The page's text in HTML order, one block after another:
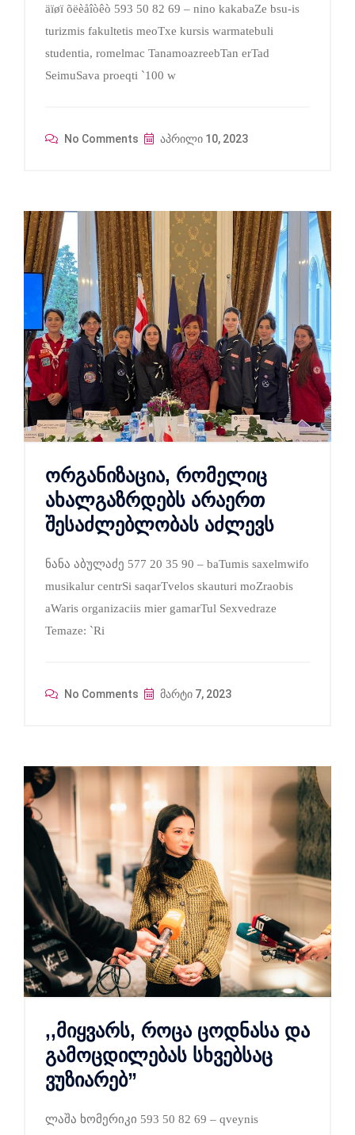
äïøï õëèåîòêò 593 50 82 69 – nino kakabaZe bsu-is
turizmis fakultetis meoTxe kursis warmatebuli
studentia, romelmac TanamoazreebTan erTad
SeimuSava proeqti `100 w
No Comments აპრილი 10, 2023
ორგანიზაცია, რომელიც
ახალგაზრდებს არაერთ
შესაძლებლობას აძლევს
ნანა აბულაძე 577 20 35 90 – baTumis saxelmwifo
musikalur centrSi saqarTvelos skauturi moZraobis
aWaris organizaciis mier gamarTul Sexvedraze
Temaze: `Ri
No Comments მარტი 7, 2023
,,მიყვარს, როცა ცოდნასა და
გამოცდილებას სხვებსაც
ვუზიარებ”
ლაშა ხომერიკი 593 50 82 69 – qveynis